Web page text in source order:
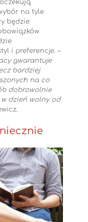
na tyle
będzie
i preferencje. –
gwarantuje
bardziej
na co
dobrowolnie
dzień wolny od